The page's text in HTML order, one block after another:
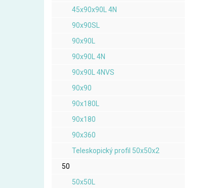
45x90x90L 4N
90x90SL
90x90L
90x90L 4N
90x90L 4NVS
90x90
90x180L
90x180
90x360
Teleskopický profil 50x50x2
50
50x50L